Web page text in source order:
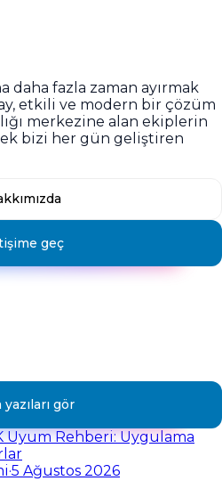
daha fazla zaman ayırmak
etkili ve modern bir çözüm
merkezine alan ekiplerin
bizi her gün geliştiren
geç
gör
·5 Ağustos 2026